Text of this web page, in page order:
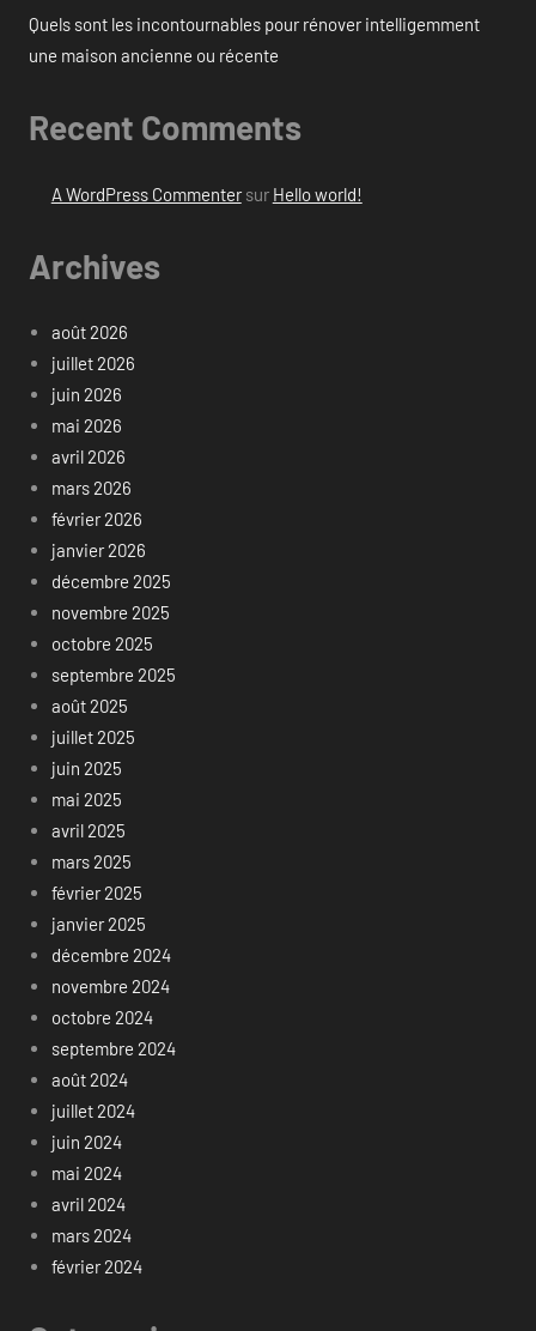
Quels sont les incontournables pour rénover intelligemment
une maison ancienne ou récente
Recent Comments
A WordPress Commentersur Hello world!
Archives
août 2026
juillet 2026
juin 2026
mai 2026
avril 2026
mars 2026
février 2026
janvier 2026
décembre 2025
novembre 2025
octobre 2025
septembre 2025
août 2025
juillet 2025
juin 2025
mai 2025
avril 2025
mars 2025
février 2025
janvier 2025
décembre 2024
novembre 2024
octobre 2024
septembre 2024
août 2024
juillet 2024
juin 2024
mai 2024
avril 2024
mars 2024
février 2024